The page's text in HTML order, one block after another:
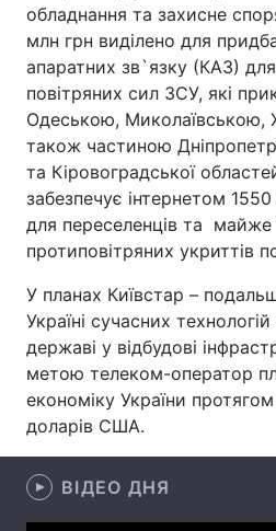
Послуги
обладнання та захисне
млн грн виділено для
апаратних зв`язку (КАЗ) для
повітряних сил ЗСУ, які
Одеською, Миколаївською,
також частиною
та Кіровоградської
забезпечує інтернетом
для переселенців та майже
протиповітряних укриттів
У планах Київстар –
Україні сучасних
державі у відбудові
метою телеком-оператор
економіку України
доларів США.
ВІДЕО ДНЯ